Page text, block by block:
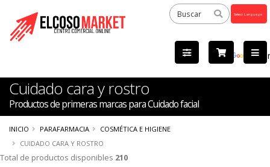
by
Cuidado cara y rostro
Productos de primeras marcas para Cuidado facial
INICIO PARAFARMACIA
COSMÉTICA E HIGIENE
CUIDADO CARA Y ROSTRO
Total de productos disponibles 210